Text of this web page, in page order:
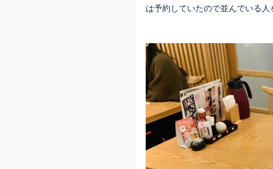
は予約していたので並んでいる人